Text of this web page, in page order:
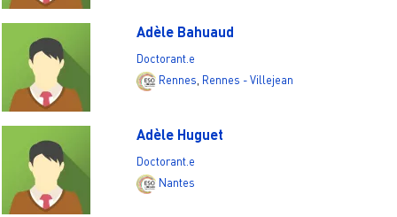
Adèle Bahuaud
Doctorant.e
Rennes, Rennes - Villejean
Adèle Huguet
Doctorant.e
Nantes